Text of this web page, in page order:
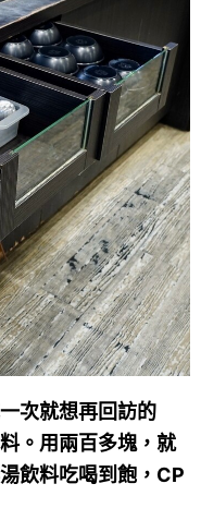
次就想再回訪的
。用兩百多塊，就
飲料吃喝到飽，CP